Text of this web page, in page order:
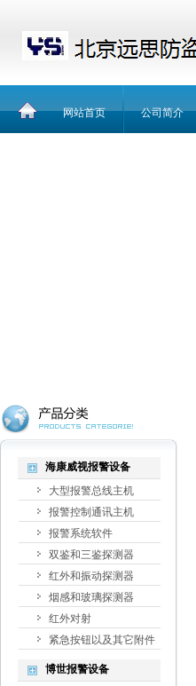
网站首页 公司简介
海康威视报警设备
大型报警总线主机
报警控制通讯主机
报警系统软件
双鉴和三鉴探测器
红外和振动探测器
烟感和玻璃探测器
红外对射
紧急按钮以及其它附件
博世报警设备